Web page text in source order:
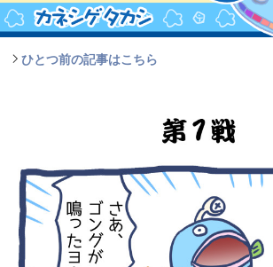
ひとつ前の記事はこちら